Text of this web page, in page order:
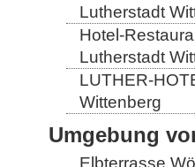
Lutherstadt
Hotel-
Lutherstadt
LUTHER-
Wittenberg
Umgebung
Elbterrasse